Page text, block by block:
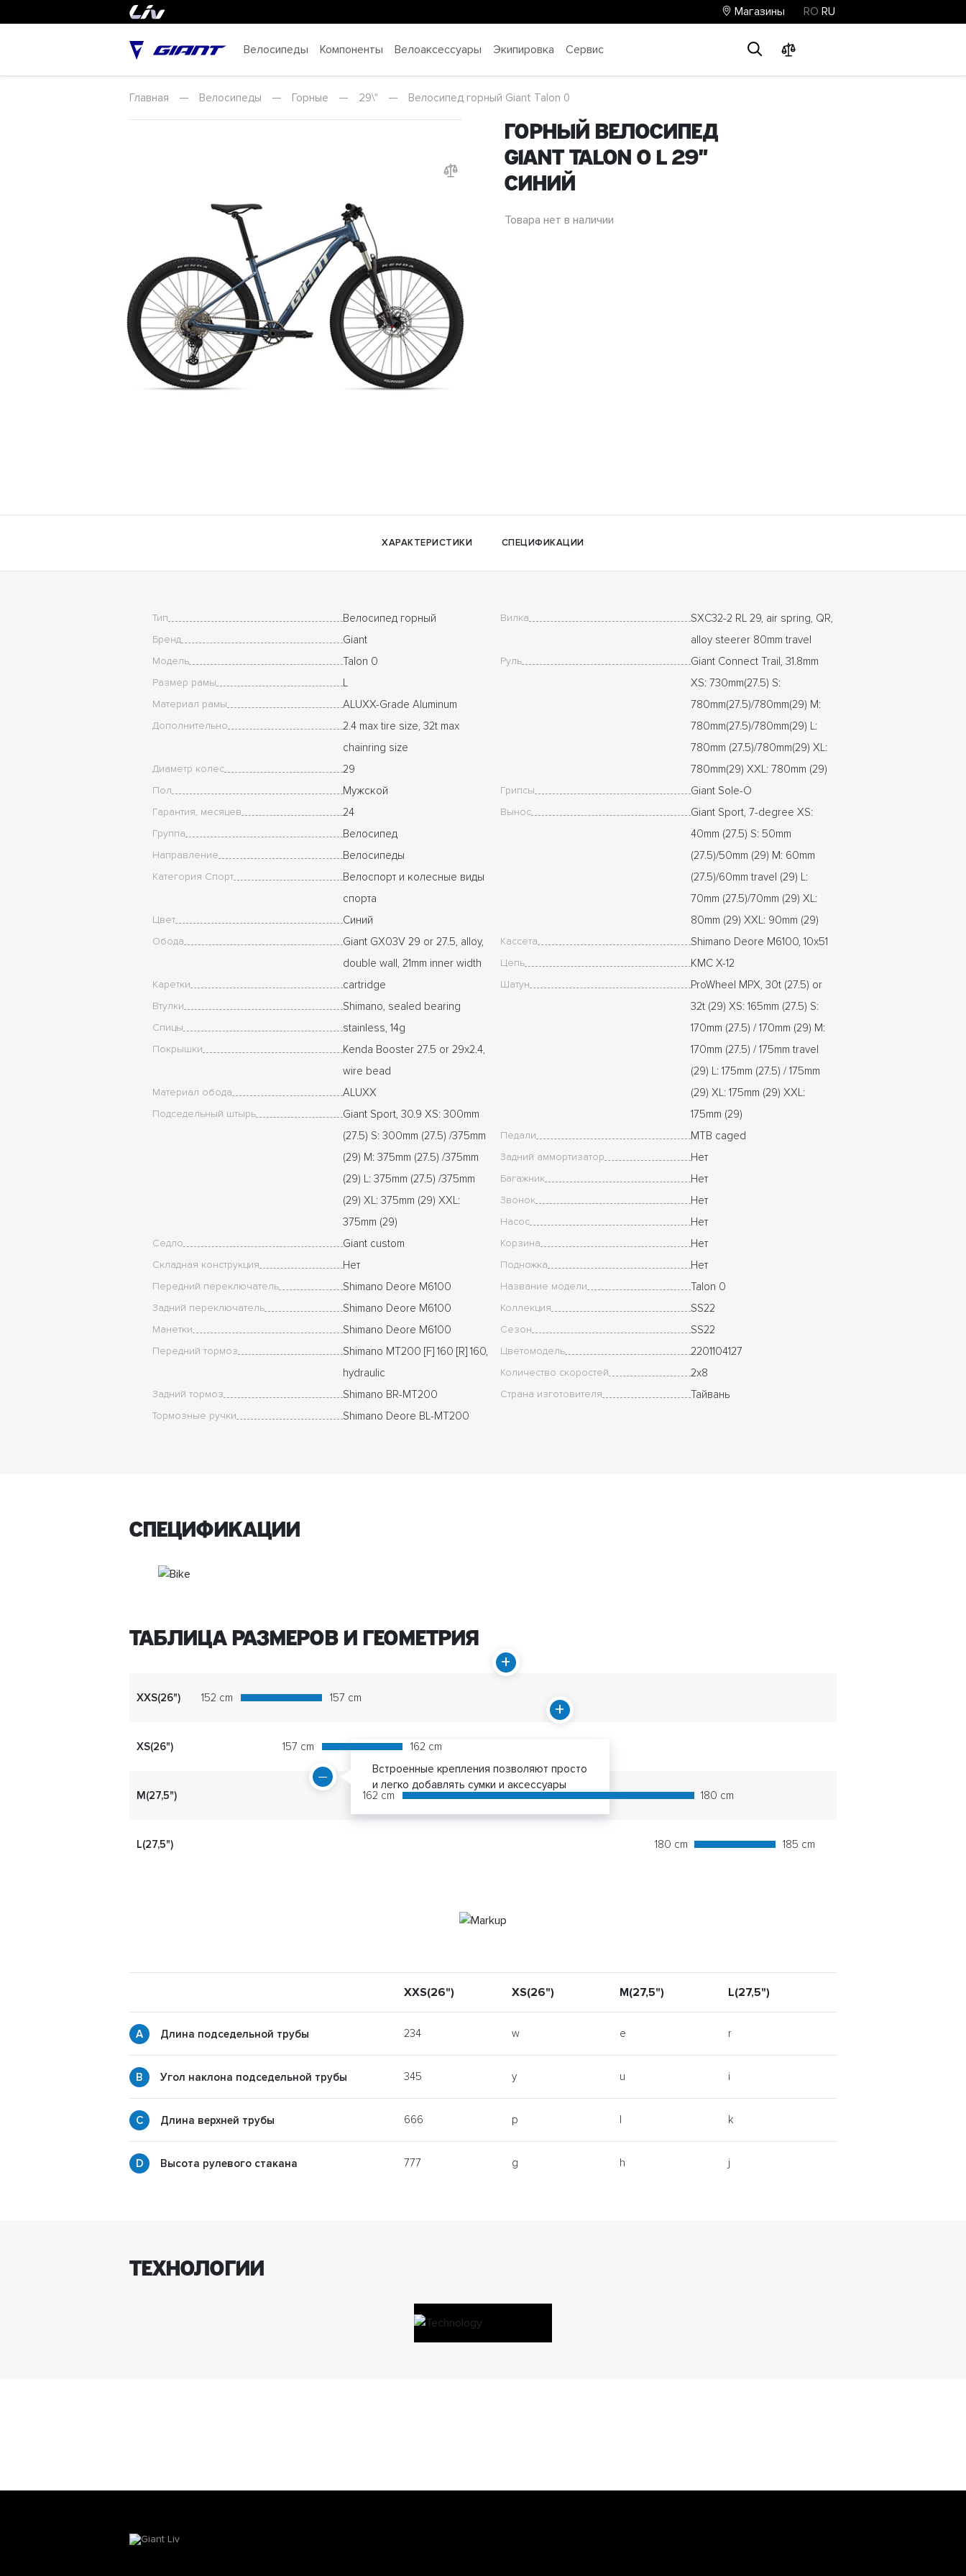
Магазины RO RU
Велосипеды Компоненты Велоаксессуары Экипировка Сервис
Главная — Велосипеды — Горные — 29\" — Велосипед горный Giant Talon 0
Горный велосипед
Giant Talon 0 L 29"
Cиний
Товара нет в наличии
ХАРАКТЕРИСТИКИ СПЕЦИФИКАЦИИ
Тип Велосипед горный
Бренд Giant
Модель Talon 0
Размер рамы L
Материал рамы ALUXX-Grade Aluminum
Дополнительно
2.4 max tire size, 32t max
chainring size
Диаметр колес 29
Пол Мужской
Гарантия, месяцев 24
Группа Велосипед
Направление Велосипеды
Категория Спорт
Велоспорт и колесные виды
спорта
Цвет Cиний
Обода
Giant GX03V 29 or 27.5, alloy,
double wall, 21mm inner width
Каретки cartridge
Втулки Shimano, sealed bearing
Спицы stainless, 14g
Покрышки
Kenda Booster 27.5 or 29x2.4,
wire bead
Материал обода ALUXX
Подседельный штырь
Giant Sport, 30.9 XS: 300mm
(27.5) S: 300mm (27.5) /375mm
(29) M: 375mm (27.5) /375mm
(29) L: 375mm (27.5) /375mm
(29) XL: 375mm (29) XXL:
375mm (29)
Седло Giant custom
Складная конструкция Нет
Передний переключатель Shimano Deore M6100
Задний переключатель Shimano Deore M6100
Манетки Shimano Deore M6100
Передний тормоз
Shimano MT200 [F] 160 [R] 160,
hydraulic
Задний тормоз Shimano BR-MT200
Тормозные ручки Shimano Deore BL-MT200
Вилка
SXC32-2 RL 29, air spring, QR,
alloy steerer 80mm travel
Руль
Giant Connect Trail, 31.8mm
XS: 730mm(27.5) S:
780mm(27.5)/780mm(29) M:
780mm(27.5)/780mm(29) L:
780mm (27.5)/780mm(29) XL:
780mm(29) XXL: 780mm (29)
Грипсы Giant Sole-O
Вынос
Giant Sport, 7-degree XS:
40mm (27.5) S: 50mm
(27.5)/50mm (29) M: 60mm
(27.5)/60mm travel (29) L:
70mm (27.5)/70mm (29) XL:
80mm (29) XXL: 90mm (29)
Кассета Shimano Deore M6100, 10x51
Цепь KMC X-12
Шатун
ProWheel MPX, 30t (27.5) or
32t (29) XS: 165mm (27.5) S:
170mm (27.5) / 170mm (29) M:
170mm (27.5) / 175mm travel
(29) L: 175mm (27.5) / 175mm
(29) XL: 175mm (29) XXL:
175mm (29)
Педали MTB caged
Задний аммортизатор Нет
Багажник Нет
Звонок Нет
Насос Нет
Корзина Нет
Подножка Нет
Название модели Talon 0
Коллекция SS22
Сезон SS22
Цветомодель 2201104127
Количество скоростей 2x8
Страна изготовителя Тайвань
спецификации
Встроенные крепления позволяют просто
и легко добавлять сумки и аксессуары
ТАБЛИЦА РАЗМЕРОВ И ГЕОМЕТРИЯ
XXS(26") 152 cm 157 cm
XS(26") 157 cm 162 cm
M(27,5") 162 cm 180 cm
L(27,5") 180 cm 185 cm
XXS(26") XS(26") M(27,5") L(27,5")
Длина подседельной трубы 234 w e r
Угол наклона подседельной трубы 345 y u i
Длина верхней трубы 666 p l k
Высота рулевого стакана 777 g h j
ТЕХНОЛОГИИ